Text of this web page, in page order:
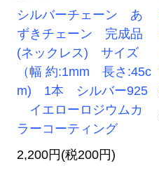
シルバーチェーン あ
ずきチェーン 完成品
(ネックレス) サイズ
（幅 約:1mm 長さ:45c
m) 1本 シルバー925
イエローロジウムカ
ラーコーティング
2,200円(税200円)